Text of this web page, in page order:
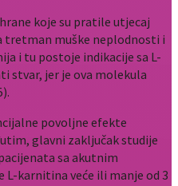
koje su pratile utjecaj
muške neplodnosti i
i tu postoje indikacije sa L-
stvar, jer je ova molekula
povoljne efekte
glavni zaključak studije
sa akutnim
veće ili manje od 3